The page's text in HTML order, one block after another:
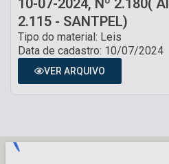
10-07-2024, Nº 2.180(
2.115 - SANTPEL)
Tipo do material: Leis
Data de cadastro: 10/07/2024
VER ARQUIVO